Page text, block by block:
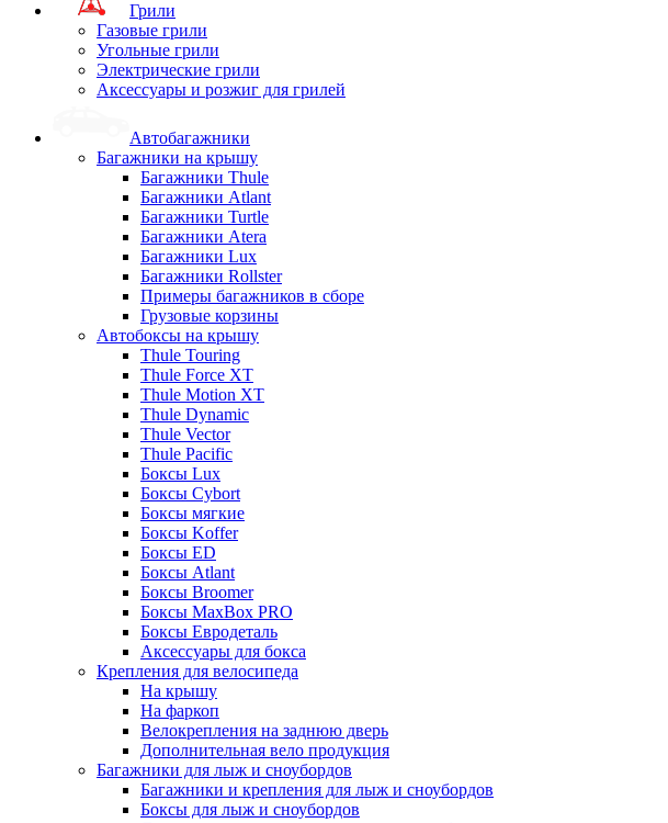
Грили
Газовые грили
Угольные грили
Электрические грили
Аксессуары и розжиг для грилей
Автобагажники
Багажники на крышу
Багажники Thule
Багажники Atlant
Багажники Turtle
Багажники Atera
Багажники Lux
Багажники Rollster
Примеры багажников в сборе
Грузовые корзины
Автобоксы на крышу
Thule Touring
Thule Force XT
Thule Motion XT
Thule Dynamic
Thule Vector
Thule Pacific
Боксы Lux
Боксы Cybort
Боксы мягкие
Боксы Koffer
Боксы ED
Боксы Atlant
Боксы Broomer
Боксы MaxBox PRO
Боксы Евродеталь
Аксессуары для бокса
Крепления для велосипеда
На крышу
На фаркоп
Велокрепления на заднюю дверь
Дополнительная вело продукция
Багажники для лыж и сноубордов
Багажники и крепления для лыж и сноубордов
Боксы для лыж и сноубордов